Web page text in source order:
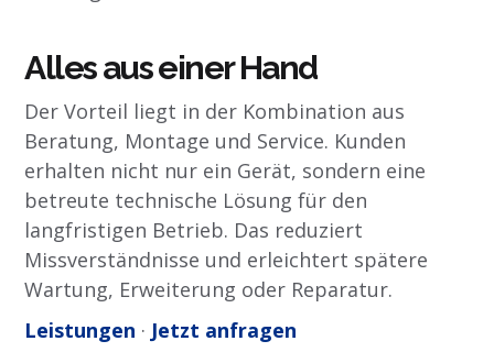
Alles aus einer Hand
Der Vorteil liegt in der Kombination aus
Beratung, Montage und Service. Kunden
erhalten nicht nur ein Gerät, sondern eine
betreute technische Lösung für den
langfristigen Betrieb. Das reduziert
Missverständnisse und erleichtert spätere
Wartung, Erweiterung oder Reparatur.
Leistungen · Jetzt anfragen